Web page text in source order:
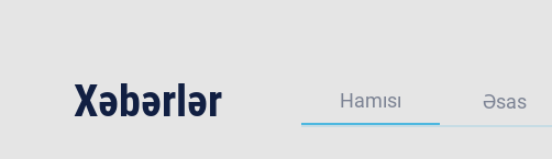
Xəbərlər Hamısı Əsas